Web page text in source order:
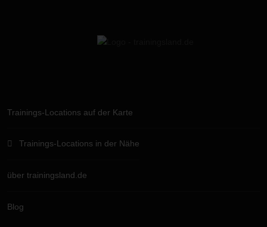
Trainings-Locations auf der Karte
Trainings-Locations in der Nähe
über trainingsland.de
Blog